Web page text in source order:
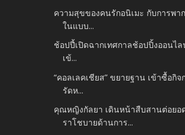
ความสุขของคนรักอนิเมะ กับการพา
ในแบบ...
ช้อปปี้เปิดฉากเทศกาลช้อปปิ้งออนไ
เข้...
“คอลเลคเชียส” ขยายฐาน เข้าซื้อกิจ
รัดห...
คุณหญิงกัลยา เดินหน้าสืบสานต่อยอ
ราโชบายด้านการ...